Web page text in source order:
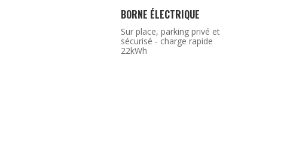
BORNE ÉLECTRIQUE
Sur place, parking privé et
sécurisé - charge rapide
22kWh